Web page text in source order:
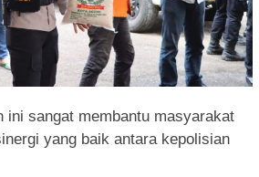
ini sangat membantu masyarakat
yang baik antara kepolisian